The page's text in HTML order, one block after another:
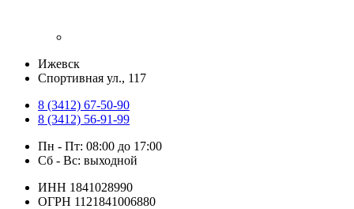
Ижевск
​Спортивная ул., 117
8 (3412) 67-50-90
8 (3412) 56-91-99
Пн - Пт: 08:00 до 17:00
Сб - Вс: выходной
ИНН 1841028990
ОГРН 1121841006880